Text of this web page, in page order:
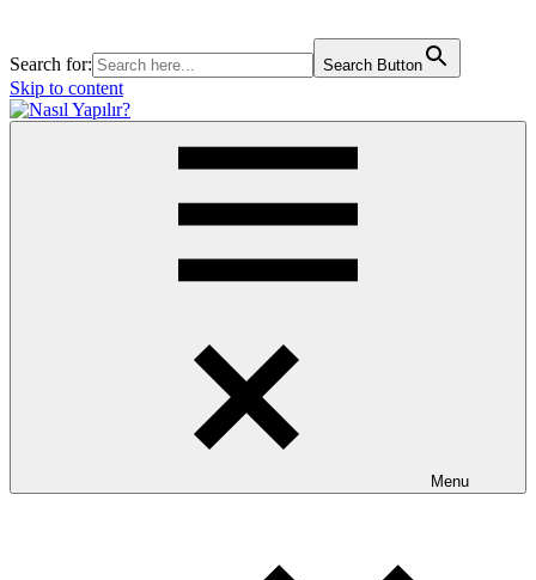
Search for: Search Button
Skip to content
Menu